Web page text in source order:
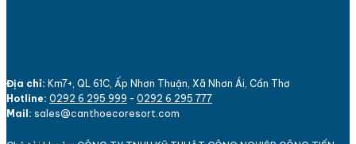
Địa chỉ: Km7+, QL 61C, Ấp Nhơn Thuận, Xã Nhơn Ái, Cần Thơ
Hotline: 0292 6 295 999 - 0292 6 295 777
Mail: sales@canthoecoresort.com